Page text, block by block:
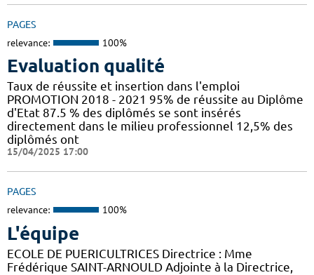
PAGES
relevance: 100%
Evaluation qualité
Taux de réussite et insertion dans l'emploi
PROMOTION 2018 - 2021 95% de réussite au Diplôme
d'Etat 87.5 % des diplômés se sont insérés
directement dans le milieu professionnel 12,5% des
diplômés ont
15/04/2025 17:00
PAGES
relevance: 100%
L'équipe
ECOLE DE PUERICULTRICES Directrice : Mme
Frédérique SAINT-ARNOULD Adjointe à la Directrice,